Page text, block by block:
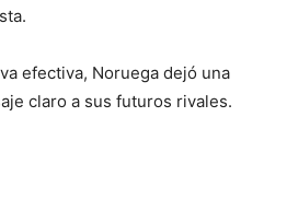
efectiva, Noruega dejó una
claro a sus futuros rivales.